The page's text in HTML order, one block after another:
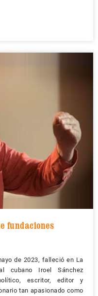
fundaciones
de 2023, falleció en La
cubano Iroel Sánchez
escritor, editor y
tan apasionado como